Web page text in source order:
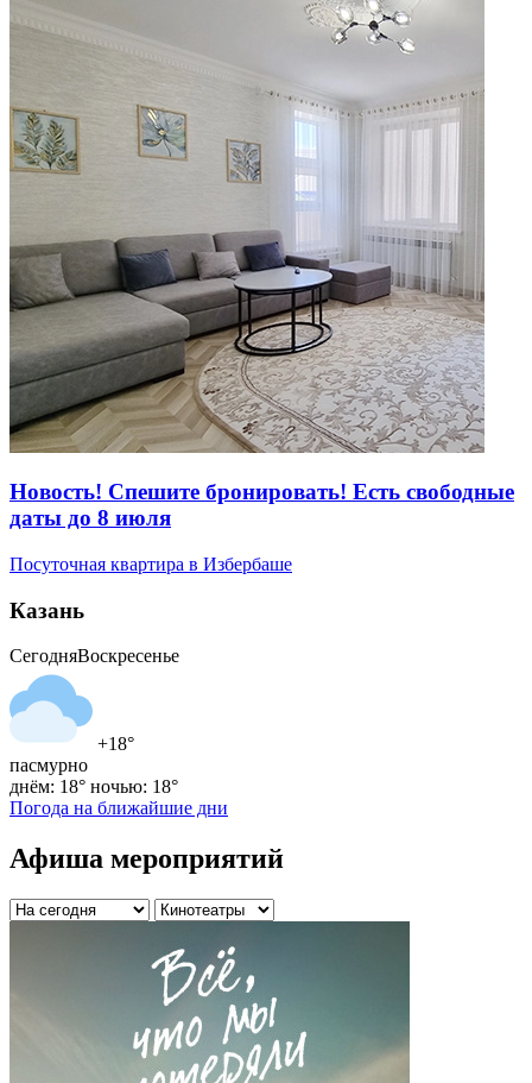
Новость! Спешите бронировать! Есть свободные
даты до 8 июля
Посуточная квартира в Избербаше
Казань
СегодняВоскресенье
+18°
пасмурно
днём: 18° ночью: 18°
Погода на ближайшие дни
Афиша мероприятий